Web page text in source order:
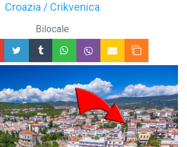
Croazia / Crikvenica
Bilocale